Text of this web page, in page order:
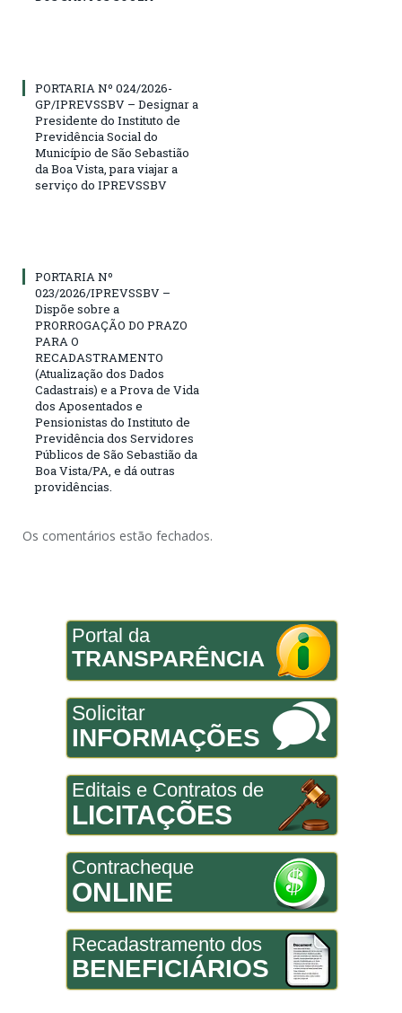
PORTARIA Nº 024/2026-
GP/IPREVSSBV – Designar a
Presidente do Instituto de
Previdência Social do
Município de São Sebastião
da Boa Vista, para viajar a
serviço do IPREVSSBV
PORTARIA Nº
023/2026/IPREVSSBV –
Dispõe sobre a
PRORROGAÇÃO DO PRAZO
PARA O
RECADASTRAMENTO
(Atualização dos Dados
Cadastrais) e a Prova de Vida
dos Aposentados e
Pensionistas do Instituto de
Previdência dos Servidores
Públicos de São Sebastião da
Boa Vista/PA, e dá outras
providências.
Os comentários estão fechados.
Portal da
TRANSPARÊNCIA
Solicitar
INFORMAÇÕES
Editais e Contratos de
LICITAÇÕES
Contracheque
ONLINE
Recadastramento dos
BENEFICIÁRIOS